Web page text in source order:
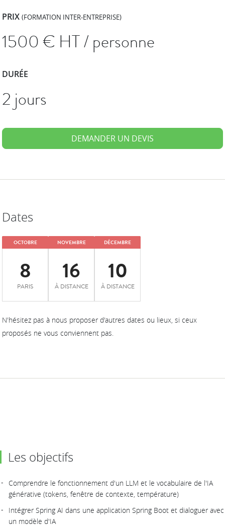
PRIX(FORMATION INTER-ENTREPRISE)
1500€ HT / personne
DURÉE
2 jours
DEMANDER UN DEVIS
Dates
OCTOBRE
8
PARIS
NOVEMBRE
16
À DISTANCE
DÉCEMBRE
10
À DISTANCE
N'hésitez pas à nous proposer d'autres dates ou lieux, si ceux
proposés ne vous conviennent pas.
Les objectifs
Comprendre le fonctionnement d'un LLM et le vocabulaire de l'IA
générative (tokens, fenêtre de contexte, température)
Intégrer Spring AI dans une application Spring Boot et dialoguer avec
un modèle d'IA